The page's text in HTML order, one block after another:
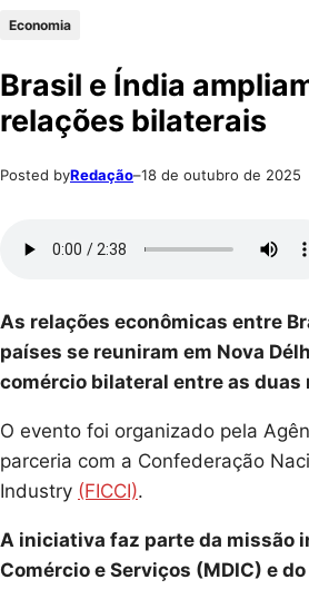
Economia
Brasil e Índia
relações bilaterais
Posted byRedação–18 de outubro de 2025
As relações econômicas entre
países se reuniram em Nova
comércio bilateral entre as duas
O evento foi organizado pela
parceria com a Confederação
Industry (FICCI).
A iniciativa faz parte da missão
Comércio e Serviços (MDIC) e